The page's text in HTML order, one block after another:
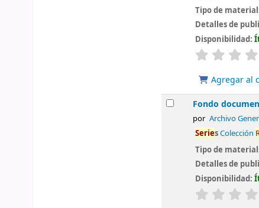
Tipo de
Detalles de
Disponibilidad:
valoración
Agregar al
Fondo
por Archivo
SeriesColección
Tipo de
Detalles de
Disponibilidad:
valoración